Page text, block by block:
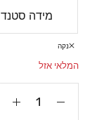
נקה
המלאי אזל